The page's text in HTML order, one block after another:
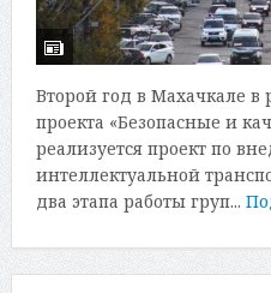
Второй год в Махачкале в
проекта «Безопасные и
реализуется проект по
интеллектуальной
два этапа работы груп...